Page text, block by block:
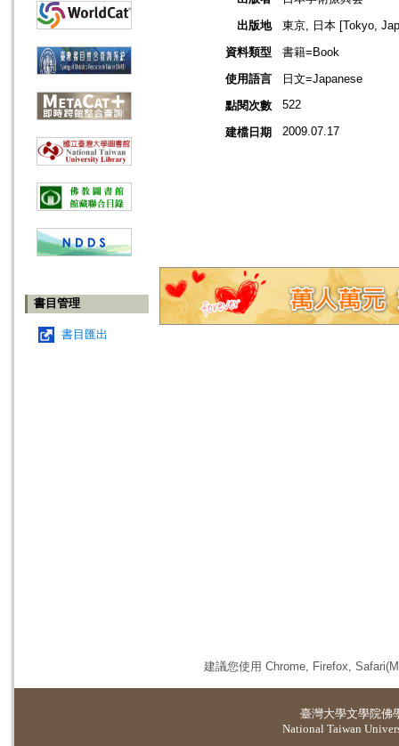
書目管理
書目匯出
出版地
東京, 日本 [Tokyo,
資料類型
書籍=Book
使用語言
日文=Japanese
點閱次數
522
建檔日期 2009.07.17
建議您使用 Chrome, Firefox,
臺灣大學文學院佛
National Taiwan